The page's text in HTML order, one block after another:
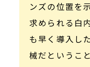
ンズの位置を
求められる白
も早く導入し
械だというこ